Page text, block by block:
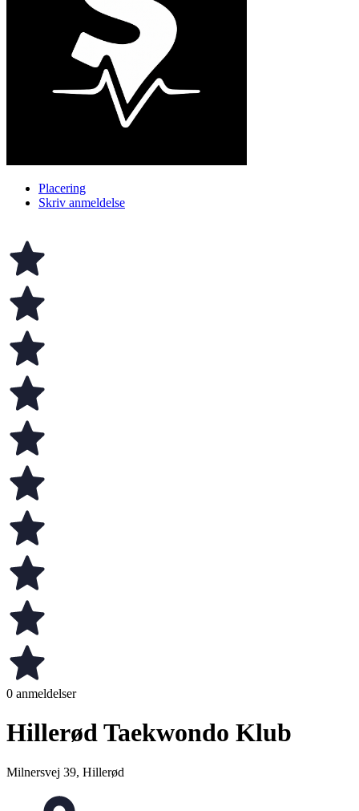
Placering
Skriv anmeldelse
0 anmeldelser
Hillerød Taekwondo Klub
Milnersvej 39, Hillerød